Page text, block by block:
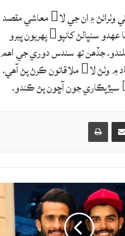
پاڪستان ڪرڪيٽ بورڊ جو چيئرمين رميز راجا ملڪي ڪرڪيٽ کي هٿي وٺرائڻ ۽ ان جي لا معاشي مقصد
کڻي ڪراچي پهچي ويو آهي. ميڊيا مطابق پي سي بي چيئرمين رميز راجا عهدو سنڀالڻ کانپو پهريون ڀيرو
ملندو. جڏهن تھ سندس دوري جي اهم
ڳالهه ڪرڪيٽ جي اسپانسرز ۽ اسٽريٽجڪ پارٽنرز سان ملي کين اعتماد ۾ وٺڻ لا ملاقاتون ڪرڻ پڻ آهي.
حصيداري ڪريو اي ميل ذريعي